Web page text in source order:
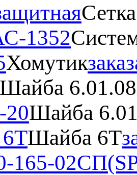
1352
Хомутик
Шайба
20Шайба
Шайба 6Т
165-